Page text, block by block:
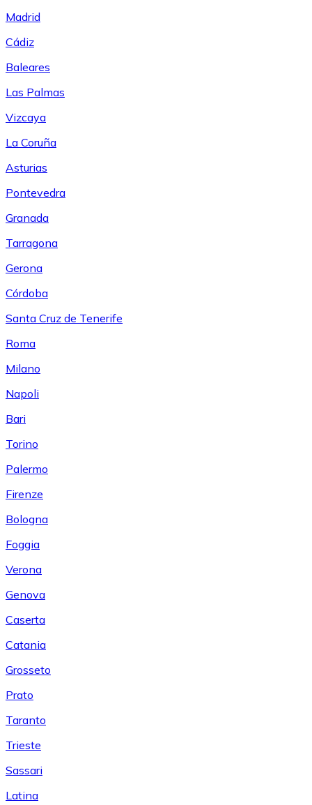
Madrid
Cádiz
Baleares
Las Palmas
Vizcaya
La Coruña
Asturias
Pontevedra
Granada
Tarragona
Gerona
Córdoba
Santa Cruz de Tenerife
Roma
Milano
Napoli
Bari
Torino
Palermo
Firenze
Bologna
Foggia
Verona
Genova
Caserta
Catania
Grosseto
Prato
Taranto
Trieste
Sassari
Latina